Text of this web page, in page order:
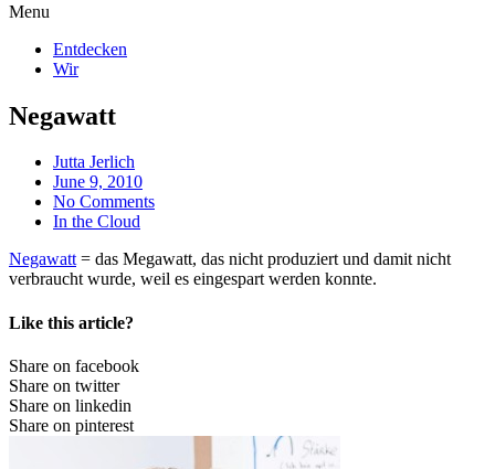
Menu
Entdecken
Wir
Negawatt
Jutta Jerlich
June 9, 2010
No Comments
In the Cloud
Negawatt= das Megawatt, das nicht produziert und damit nicht
verbraucht wurde, weil es eingespart werden konnte.
Like this article?
Share on facebook
Share on twitter
Share on linkedin
Share on pinterest